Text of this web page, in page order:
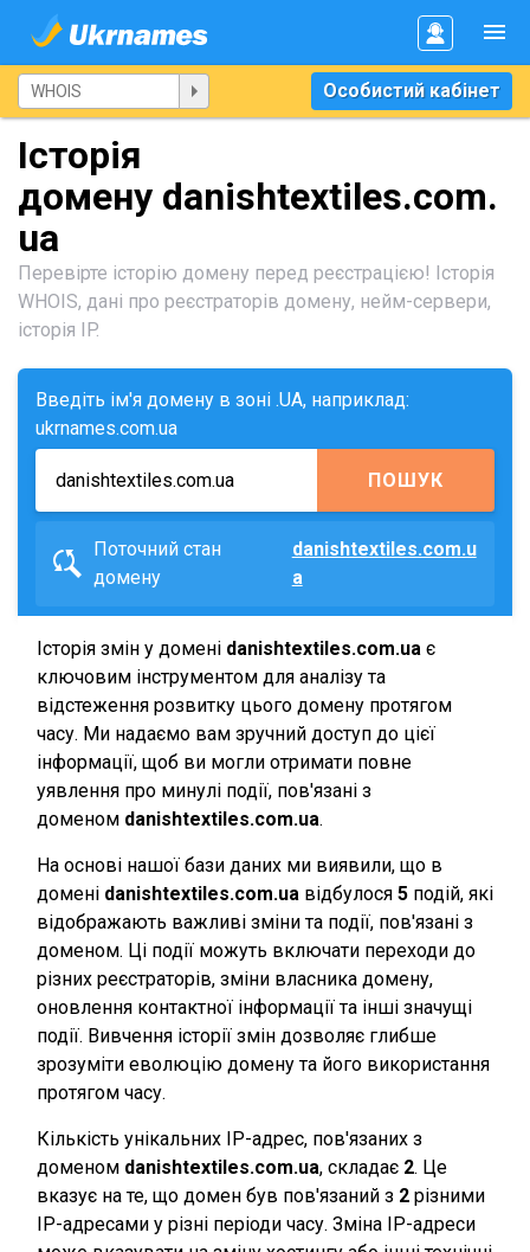
Особистий кабінет
Історія
домену danishtextiles.com.
ua
Перевірте історію домену перед реєстрацією! Історія
WHOIS, дані про реєстраторів домену, нейм-сервери,
історія IP.
Введіть ім'я домену в зоні .UA, наприклад:
ukrnames.com.ua
ПОШУК
Поточний стан
домену
danishtextiles.com.u
a
Історія змін у домені danishtextiles.com.ua є
ключовим інструментом для аналізу та
відстеження розвитку цього домену протягом
часу. Ми надаємо вам зручний доступ до цієї
інформації, щоб ви могли отримати повне
уявлення про минулі події, пов'язані з
доменом danishtextiles.com.ua.
На основі нашої бази даних ми виявили, що в
домені danishtextiles.com.ua відбулося 5 подій, які
відображають важливі зміни та події, пов'язані з
доменом. Ці події можуть включати переходи до
різних реєстраторів, зміни власника домену,
оновлення контактної інформації та інші значущі
події. Вивчення історії змін дозволяє глибше
зрозуміти еволюцію домену та його використання
протягом часу.
Кількість унікальних IP-адрес, пов'язаних з
доменом danishtextiles.com.ua, складає 2. Це
вказує на те, що домен був пов'язаний з 2 різними
IP-адресами у різні періоди часу. Зміна IP-адреси